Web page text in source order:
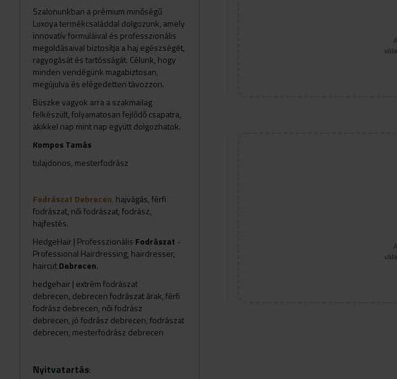
Szalonunkban a prémium minőségű
Luxoya termékcsaláddal dolgozunk, amely
innovatív formuláival és professzionális
megoldásaival biztosítja a haj egészségét,
ragyogását és tartósságát. Célunk, hogy
minden vendégünk magabiztosan,
megújulva és elégedetten távozzon.
Büszke vagyok arra a szakmailag
felkészült, folyamatosan fejlődő csapatra,
akikkel nap mint nap együtt dolgozhatok.
Kompos Tamás
tulajdonos, mesterfodrász
Fodrászat Debrecen, hajvágás, férfi
fodrászat, női fodrászat, fodrász,
hajfestés.
HedgeHair | Professzionális Fodrászat -
Professional Hairdressing, hairdresser,
haircutDebrecen.
hedgehair | extrém fodrászat
debrecen, debrecen fodrászat árak, férfi
fodrász debrecen, női fodrász
debrecen, jó fodrász debrecen, fodrászat
debrecen, mesterfodrász debrecen
Nyitvatartás: